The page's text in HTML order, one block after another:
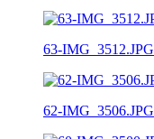
63-IMG_3512.JPG
62-IMG_3506.JPG